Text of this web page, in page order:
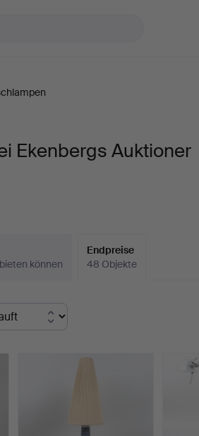
Ekenbergs Auktioner
können
Endpreise
48 Objekte